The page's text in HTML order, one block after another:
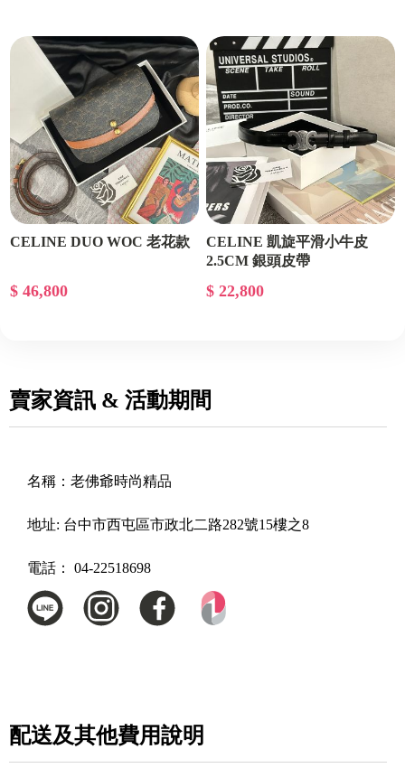
CELINE DUO WOC 老花款
$ 46,800
CELINE 凱旋平滑小牛皮
2.5CM 銀頭皮帶
$ 22,800
賣家資訊 & 活動期間
名稱： 老佛爺時尚精品
地址: 台中市西屯區市政北二路282號15樓之8
電話： 04-22518698
配送及其他費用說明